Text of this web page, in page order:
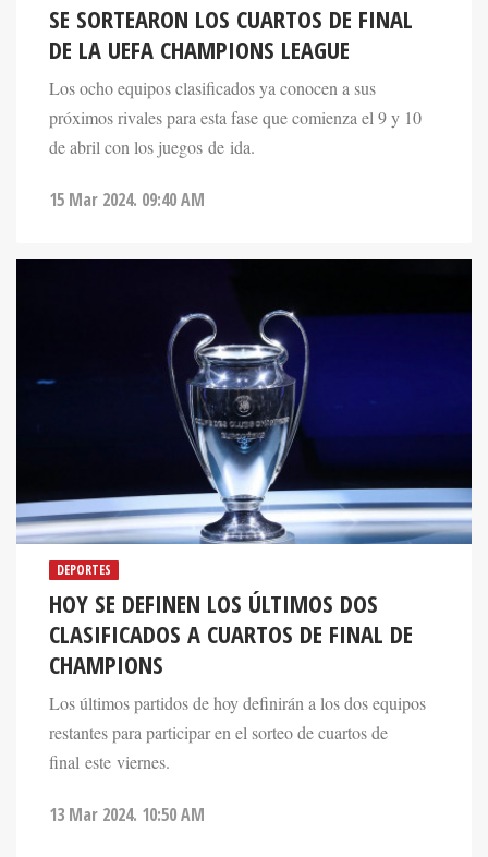
SE SORTEARON LOS CUARTOS DE FINAL
DE LA UEFA CHAMPIONS LEAGUE
Los ocho equipos clasificados ya conocen a sus
próximos rivales para esta fase que comienza el 9 y 10
de abril con los juegos de ida.
15 Mar 2024. 09:40 AM
DEPORTES
HOY SE DEFINEN LOS ÚLTIMOS DOS
CLASIFICADOS A CUARTOS DE FINAL DE
CHAMPIONS
Los últimos partidos de hoy definirán a los dos equipos
restantes para participar en el sorteo de cuartos de
final este viernes.
13 Mar 2024. 10:50 AM